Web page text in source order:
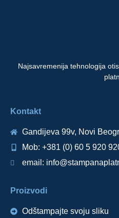
Najsavremenija tehnologija
Kontakt
Gandijeva 99v, Novi
Mob: +381 (0) 60 5 920
email:
Proizvodi
Odštampajte svoju sliku